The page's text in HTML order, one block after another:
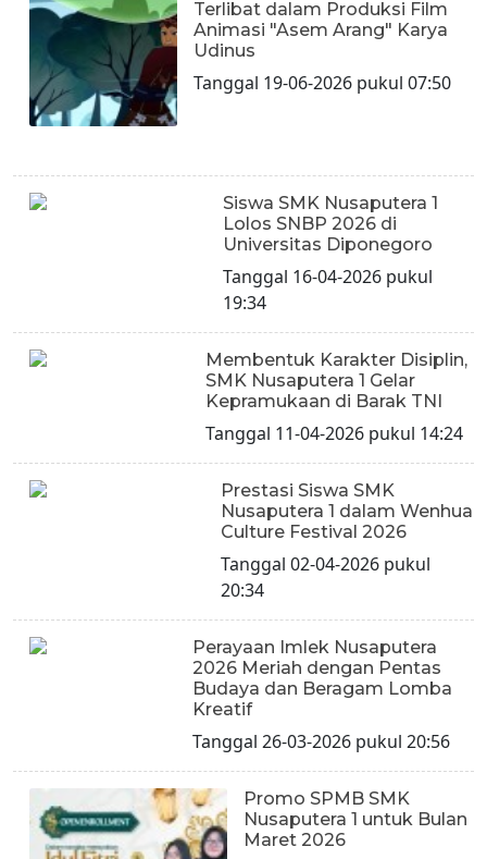
Terlibat dalam Produksi Film
Animasi "Asem Arang" Karya
Udinus
Tanggal 19-06-2026 pukul 07:50
Siswa SMK Nusaputera 1
Lolos SNBP 2026 di
Universitas Diponegoro
Tanggal 16-04-2026 pukul
19:34
Membentuk Karakter Disiplin,
SMK Nusaputera 1 Gelar
Kepramukaan di Barak TNI
Tanggal 11-04-2026 pukul 14:24
Prestasi Siswa SMK
Nusaputera 1 dalam Wenhua
Culture Festival 2026
Tanggal 02-04-2026 pukul
20:34
Perayaan Imlek Nusaputera
2026 Meriah dengan Pentas
Budaya dan Beragam Lomba
Kreatif
Tanggal 26-03-2026 pukul 20:56
Promo SPMB SMK
Nusaputera 1 untuk Bulan
Maret 2026